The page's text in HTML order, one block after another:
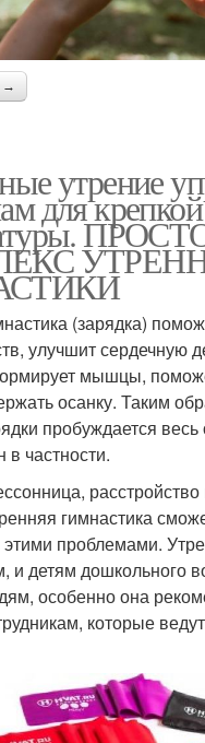
→
утрение
для крепкой
(зарядка)
улучшит сердечную
мышцы,
осанку. Таким
пробуждается
в частности.
гимнастика
этими проблемами.
и детям дошкольного
особенно она
которые